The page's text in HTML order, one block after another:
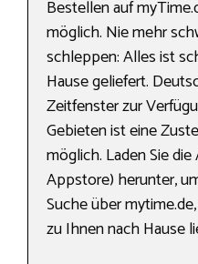
Bestellen auf
möglich. Nie mehr
schleppen: Alles ist
Hause geliefert.
Zeitfenster zur
Gebieten ist eine
möglich. Laden Sie
Appstore) herunter,
Suche über
zu Ihnen nach Hause